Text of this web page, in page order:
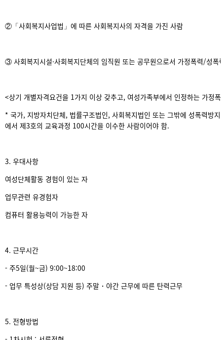
②「사회복지사업법」에 따른 사회복지사의 자격을 가진 사람
③ 사회복지시설·사회복지단체의 임직원 또는 공무원으로서 가정폭력/성
<상기 개별자격요건을 1가지 이상 갖추고, 여성가족부에서 인정하는 가정
* 국가, 지방자치단체, 법률구조법인, 사회복지법인 또는 그밖에 성폭력방
에서 제3호의 교육과정 100시간을 이수한 사람이어야 함.
3. 우대사항
여성단체활동 경험이 있는 자
업무관련 유경험자
컴퓨터 활용능력이 가능한 자
4. 근무시간
- 주5일(월~금) 9:00~18:00
- 업무 특성상(상담 지원 등) 주말・야간 근무에 따른 탄력근무
5. 전형방법